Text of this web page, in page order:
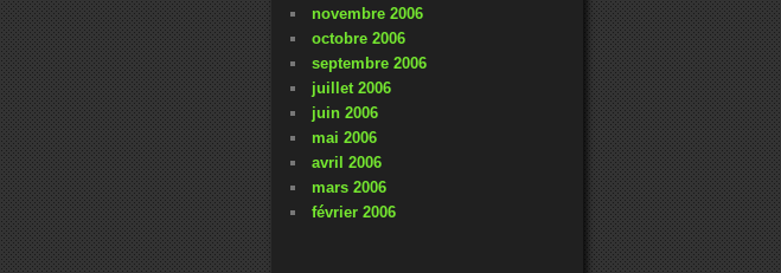
novembre 2006
octobre 2006
septembre 2006
juillet 2006
juin 2006
mai 2006
avril 2006
mars 2006
février 2006